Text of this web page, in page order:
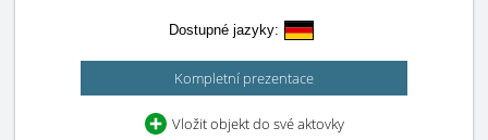
Dostupné jazyky:
Kompletní prezentace
Vložit objekt do své aktovky